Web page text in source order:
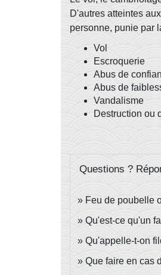
D'autres atteintes
personne, punie par
Vol
Escroquerie
Abus de
Abus de
Vandalisme
Destruction ou
Questions ?
Feu de poubelle
Qu'est-ce qu'un
Qu'appelle-t-on
Que faire en cas